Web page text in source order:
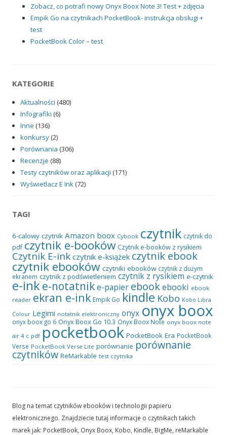
Zobacz, co potrafi nowy Onyx Boox Note 3! Test + zdjęcia
Empik Go na czytnikach PocketBook- instrukcja obsługi +
test
PocketBook Color – test
KATEGORIE
Aktualności (480)
Infografiki (6)
Inne (136)
konkursy(2)
Porównania (306)
Recenzje (88)
Testy czytników oraz aplikacji (171)
Wyświetlacz E Ink(72)
TAGI
6-calowy czytnik Amazon boox Cybook czytnik czytnik do
pdf czytnik e-booków Czytnik e-booków z rysikiem
Czytnik E-ink czytnik e-książek czytnik ebook
czytnik ebooków czytniki ebooków czytnik z dużym
ekranem czytnik z podświetleniem czytnik z rysikiem e-czytnik
e-ink e-notatnike-papier ebookebooki ebook
reader ekran e-ink Empik Go kindle Kobo Kobo Libra
Colour Legimi notatnik elektroniczny onyx onyx boox
onyx boox go 6 Onyx Boox Go 10.3 Onyx Boox Note onyx boox note
air 4 c pdf pocketbook PocketBook Era PocketBook
Verse PocketBook Verse Lite porównanie porównanie
czytników ReMarkable test czytnika
Blog na temat czytników ebooków i technologii papieru
elektronicznego. Znajdziecie tutaj informacje o czytnikach takich
marek jak: PocketBook, Onyx Boox, Kobo, Kindle, BigMe, reMarkable